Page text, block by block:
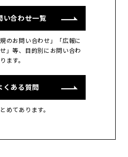
い合わせ一覧
のお問い合わせ」「広報に
」等、目的別にお問い合わ
ます。
くある質問
めてあります。